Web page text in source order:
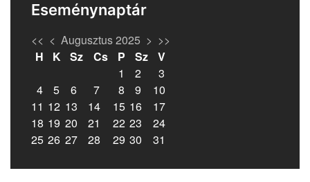
Eseménynaptár
<< < Augusztus 2025 > >>
H
K Sz Cs P Sz
V
1
2
3
4
5 6 7 8 9
10
11 12 13 14 15 16
17
18 19 20 21 22 23
24
25 26 27 28 29 30 31